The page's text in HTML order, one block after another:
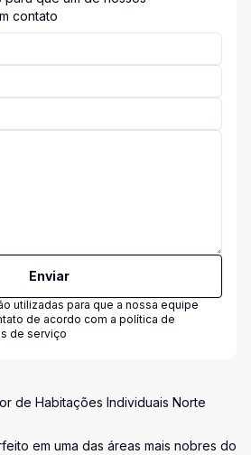
contato
Enviar
utilizadas para que a nossa equipe
de acordo com a política de
de serviço
de Habitações Individuais Norte
em uma das áreas mais nobres do